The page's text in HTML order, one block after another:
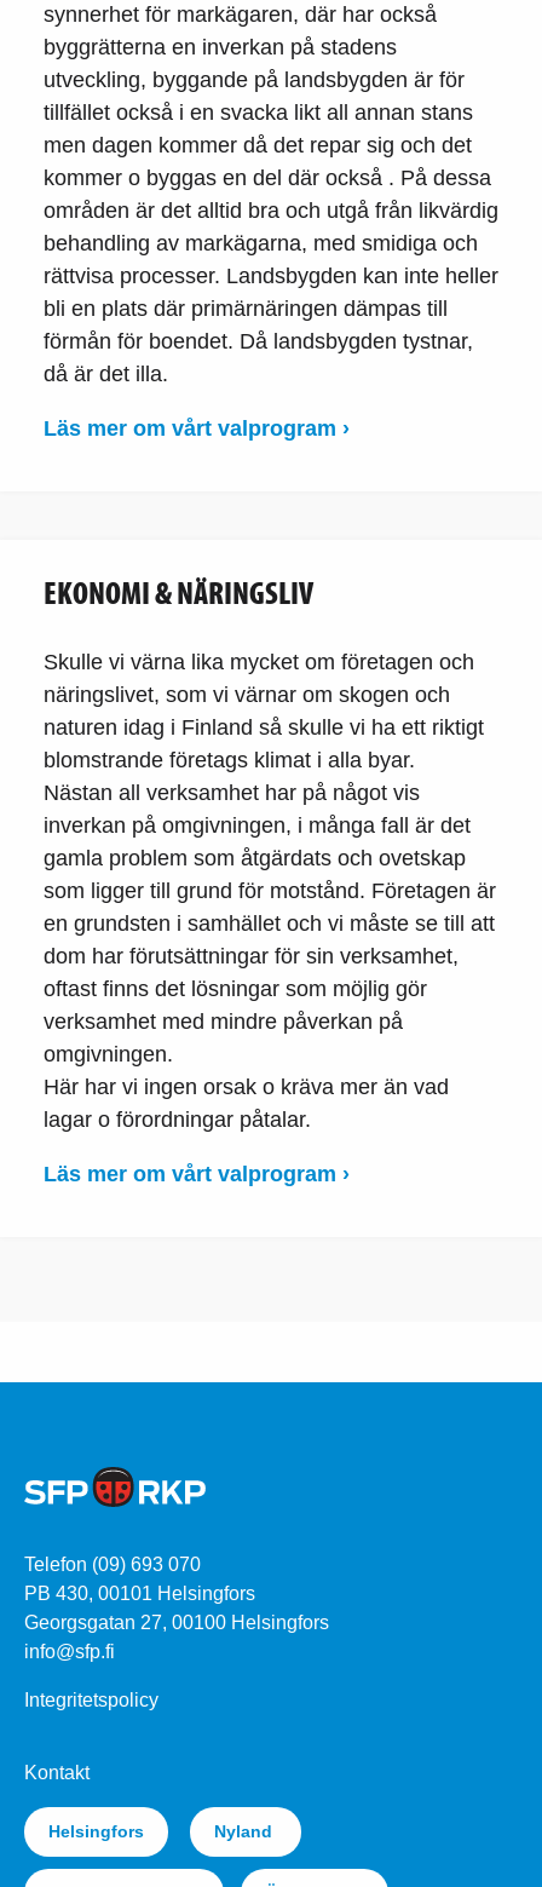
synnerhet för markägaren, där har också
byggrätterna en inverkan på stadens
utveckling, byggande på landsbygden är för
tillfället också i en svacka likt all annan stans
men dagen kommer då det repar sig och det
kommer o byggas en del där också . På dessa
områden är det alltid bra och utgå från likvärdig
behandling av markägarna, med smidiga och
rättvisa processer. Landsbygden kan inte heller
bli en plats där primärnäringen dämpas till
förmån för boendet. Då landsbygden tystnar,
då är det illa.
Läs mer om vårt valprogram ›
EKONOMI & NÄRINGSLIV
Skulle vi värna lika mycket om företagen och
näringslivet, som vi värnar om skogen och
naturen idag i Finland så skulle vi ha ett riktigt
blomstrande företags klimat i alla byar.
Nästan all verksamhet har på något vis
inverkan på omgivningen, i många fall är det
gamla problem som åtgärdats och ovetskap
som ligger till grund för motstånd. Företagen är
en grundsten i samhället och vi måste se till att
dom har förutsättningar för sin verksamhet,
oftast finns det lösningar som möjlig gör
verksamhet med mindre påverkan på
omgivningen.
Här har vi ingen orsak o kräva mer än vad
lagar o förordningar påtalar.
Läs mer om vårt valprogram ›
Telefon (09) 693 070
PB 430, 00101 Helsingfors
Georgsgatan 27, 00100 Helsingfors
info@sfp.fi
Integritetspolicy
Kontakt
Helsingfors Nyland